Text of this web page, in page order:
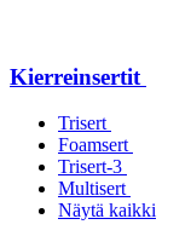
Kierreinsertit
Trisert
Foamsert
Trisert-3
Multisert
Näytä kaikki